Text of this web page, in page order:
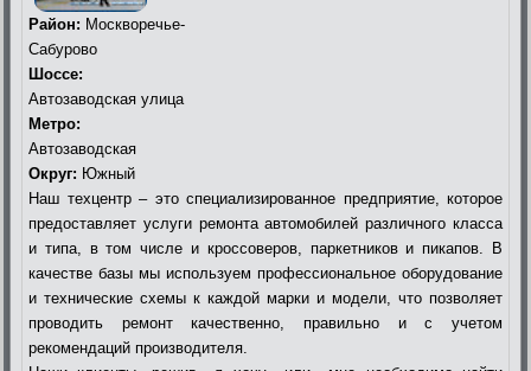
Район: Москворечье-
Сабурово
Шоссе:
Автозаводская улица
Метро:
Автозаводская
Округ: Южный
Наш техцентр – это специализированное предприятие, которое
предоставляет услуги ремонта автомобилей различного класса
и типа, в том числе и кроссоверов, паркетников и пикапов. В
качестве базы мы используем профессиональное оборудование
и технические схемы к каждой марки и модели, что позволяет
проводить ремонт качественно, правильно и с учетом
рекомендаций производителя.